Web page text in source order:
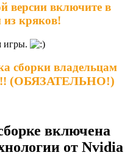
версии включите в
кряков!
игры.
сборки владельцам
(ОБЯЗАТЕЛЬНО!)
включена
от Nvidia